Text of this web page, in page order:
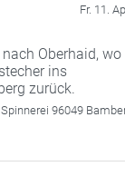
Fr. 11.
Oberhaid, wo
ins
zurück.
96049